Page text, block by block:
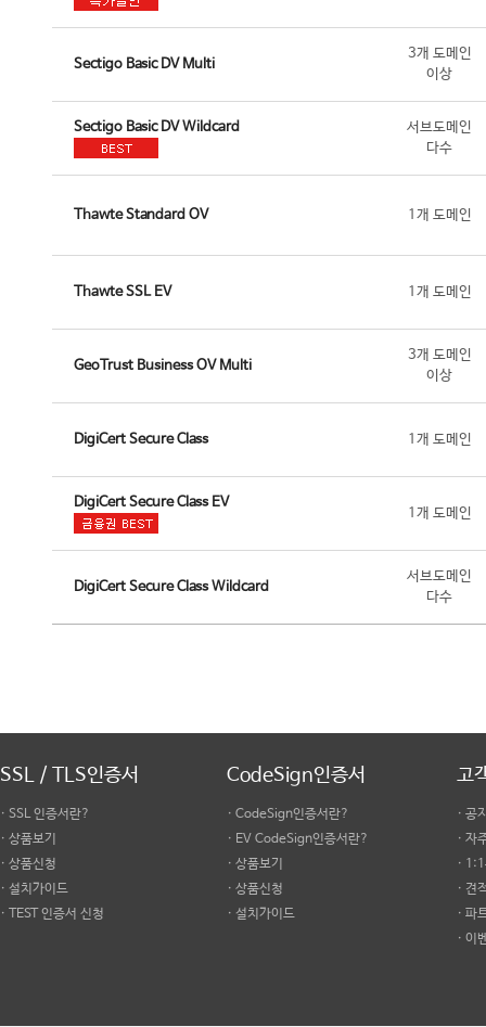
Sectigo Basic DV Multi
3개 도메인
이상
Sectigo Basic DV Wildcard
서브도메인
다수
Thawte Standard OV 1개 도메인
Thawte SSL EV 1개 도메인
GeoTrust Business OV Multi
3개 도메인
이상
DigiCert Secure Class 1개 도메인
DigiCert Secure Class EV
1개 도메인
DigiCert Secure Class Wildcard
서브도메인
다수
SSL / TLS인증서
· SSL 인증서란?
· 상품보기
· 상품신청
· 설치가이드
· TEST 인증서 신청
CodeSign인증서
· CodeSign인증서란?
· EV CodeSign인증서란?
· 상품보기
· 상품신청
· 설치가이드
고
· 공
· 자
·
· 견
· 파
· 이